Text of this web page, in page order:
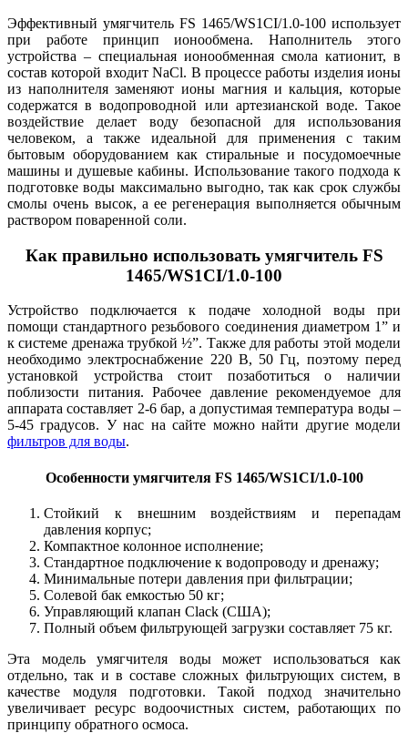
Эффективный умягчитель FS 1465/WS1CI/1.0-100 использует
при работе принцип ионообмена. Наполнитель этого
устройства – специальная ионообменная смола катионит, в
состав которой входит NaCl. В процессе работы изделия ионы
из наполнителя заменяют ионы магния и кальция, которые
содержатся в водопроводной или артезианской воде. Такое
воздействие делает воду безопасной для использования
человеком, а также идеальной для применения с таким
бытовым оборудованием как стиральные и посудомоечные
машины и душевые кабины. Использование такого подхода к
подготовке воды максимально выгодно, так как срок службы
смолы очень высок, а ее регенерация выполняется обычным
раствором поваренной соли.
Как правильно использовать умягчительFS
1465/WS1CI/1.0-100
Устройство подключается к подаче холодной воды при
помощи стандартного резьбового соединения диаметром 1” и
к системе дренажа трубкой ½”. Также для работы этой модели
необходимо электроснабжение 220 В, 50 Гц, поэтому перед
установкой устройства стоит позаботиться о наличии
поблизости питания. Рабочее давление рекомендуемое для
аппарата составляет 2-6 бар, а допустимая температура воды –
5-45 градусов. У нас на сайте можно найти другие модели
фильтров для воды.
Особенности умягчителяFS 1465/WS1CI/1.0-100
Стойкий к внешним воздействиям и перепадам
давления корпус;
Компактное колонное исполнение;
Стандартное подключение к водопроводу и дренажу;
Минимальные потери давления при фильтрации;
Солевой бак емкостью 50 кг;
Управляющий клапан Clack (США);
Полный объем фильтрующей загрузки составляет 75 кг.
Эта модель умягчителя воды может использоваться как
отдельно, так и в составе сложных фильтрующих систем, в
качестве модуля подготовки. Такой подход значительно
увеличивает ресурс водоочистных систем, работающих по
принципу обратного осмоса.